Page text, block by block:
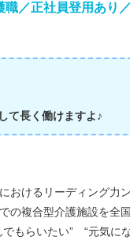
／正社員登用あり
て長く働けますよ♪
おけるリーディング力
の複合型介護施設を全
でもらいたい” “元気に